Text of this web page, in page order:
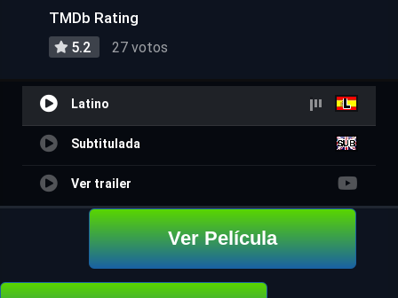
TMDb Rating
5.2 27 votos
Latino
Subtitulada
Ver trailer
Ver Película